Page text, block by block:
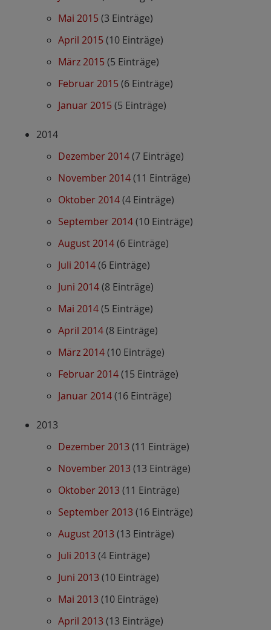
Mai 2015(3 Einträge)
April 2015(10 Einträge)
März 2015(5 Einträge)
Februar 2015(6 Einträge)
Januar 2015(5 Einträge)
2014
Dezember 2014(7 Einträge)
November 2014(11 Einträge)
Oktober 2014(4 Einträge)
September 2014(10 Einträge)
August 2014(6 Einträge)
Juli 2014(6 Einträge)
Juni 2014(8 Einträge)
Mai 2014(5 Einträge)
April 2014(8 Einträge)
März 2014(10 Einträge)
Februar 2014(15 Einträge)
Januar 2014(16 Einträge)
2013
Dezember 2013(11 Einträge)
November 2013(13 Einträge)
Oktober 2013(11 Einträge)
September 2013(16 Einträge)
August 2013(13 Einträge)
Juli 2013(4 Einträge)
Juni 2013(10 Einträge)
Mai 2013(10 Einträge)
April 2013(13 Einträge)